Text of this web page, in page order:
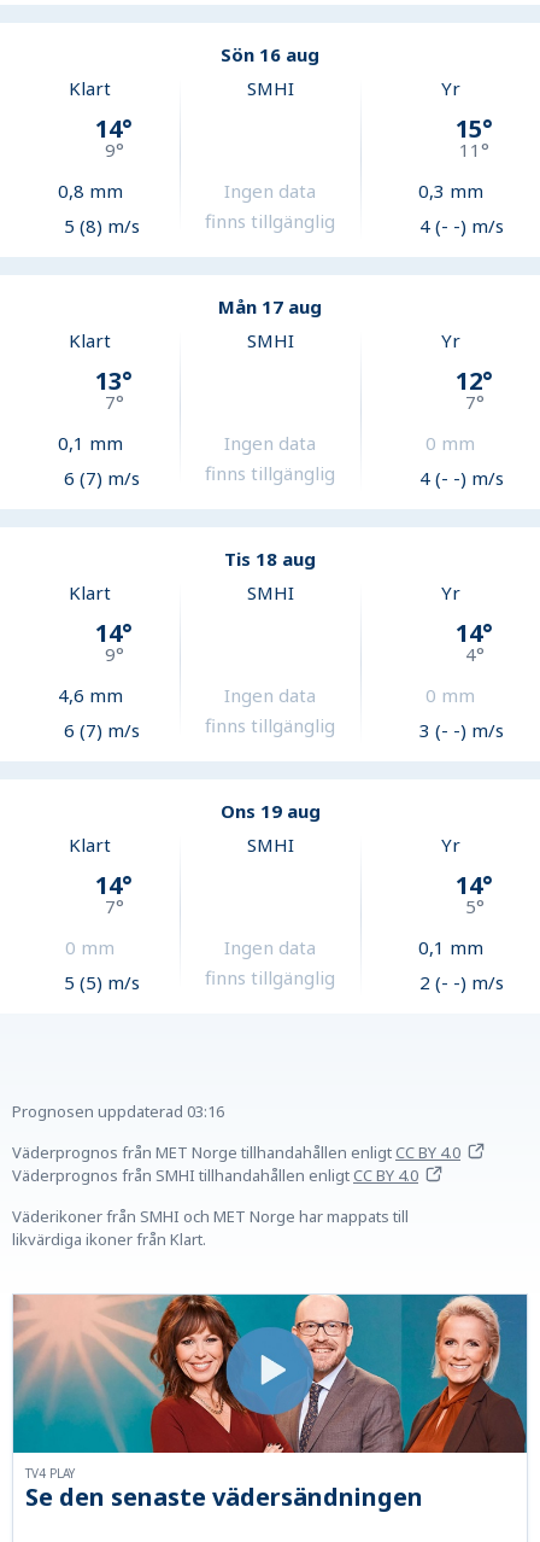
Sön 16 aug
Klart
14°
9°
0,8 mm
5 (8) m/s
SMHI
Ingen data
finns tillgänglig
Yr
15°
11°
0,3 mm
4 (- -) m/s
Mån 17 aug
Klart
13°
7°
0,1 mm
6 (7) m/s
SMHI
Ingen data
finns tillgänglig
Yr
12°
7°
0 mm
4 (- -) m/s
Tis 18 aug
Klart
14°
9°
4,6 mm
6 (7) m/s
SMHI
Ingen data
finns tillgänglig
Yr
14°
4°
0 mm
3 (- -) m/s
Ons 19 aug
Klart
14°
7°
0 mm
5 (5) m/s
SMHI
Ingen data
finns tillgänglig
Yr
14°
5°
0,1 mm
2 (- -) m/s
Prognosen uppdaterad 03:16
Väderprognos från MET Norge tillhandahållen enligtCC BY 4.0
Väderprognos från SMHI tillhandahållen enligtCC BY 4.0
Väderikoner från SMHI och MET Norge har mappats till
likvärdiga ikoner från Klart.
Se den senaste vädersändningen
TV4 PLAY